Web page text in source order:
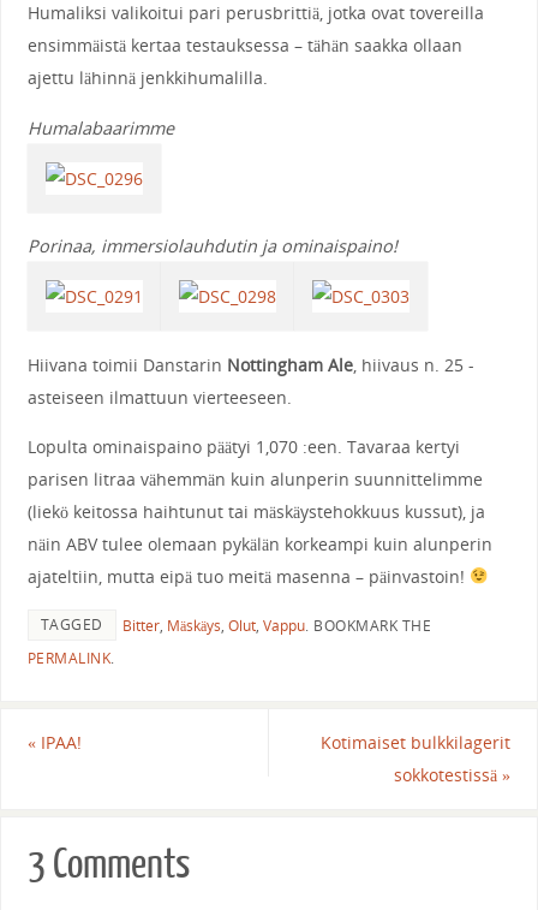
Humaliksi valikoitui pari perusbrittiä, jotka ovat tovereilla
ensimmäistä kertaa testauksessa – tähän saakka ollaan
ajettu lähinnä jenkkihumalilla.
Humalabaarimme
Porinaa, immersiolauhdutin ja ominaispaino!
Hiivana toimii Danstarin Nottingham Ale, hiivaus n. 25 -
asteiseen ilmattuun vierteeseen.
Lopulta ominaispaino päätyi 1,070 :een. Tavaraa kertyi
parisen litraa vähemmän kuin alunperin suunnittelimme
(liekö keitossa haihtunut tai mäskäystehokkuus kussut), ja
näin ABV tulee olemaan pykälän korkeampi kuin alunperin
ajateltiin, mutta eipä tuo meitä masenna – päinvastoin!
TAGGED Bitter, Mäskäys, Olut, Vappu. BOOKMARK THE
PERMALINK.
«IPAA!
Kotimaiset bulkkilagerit
sokkotestissä»
3 Comments